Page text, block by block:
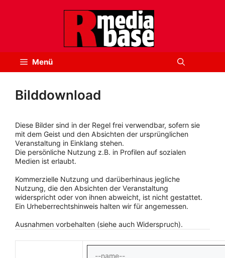
Menü
Bilddownload
Diese Bilder sind in der Regel frei verwendbar, sofern sie
mit dem Geist und den Absichten der ursprünglichen
Veranstaltung in Einklang stehen.
Die persönliche Nutzung z.B. in Profilen auf sozialen
Medien ist erlaubt.
Kommerzielle Nutzung und darüberhinaus jegliche
Nutzung, die den Absichten der Veranstaltung
widerspricht oder von ihnen abweicht, ist nicht gestattet.
Ein Urheberrechtshinweis halten wir für angemessen.
Ausnahmen vorbehalten (siehe auch Widerspruch).